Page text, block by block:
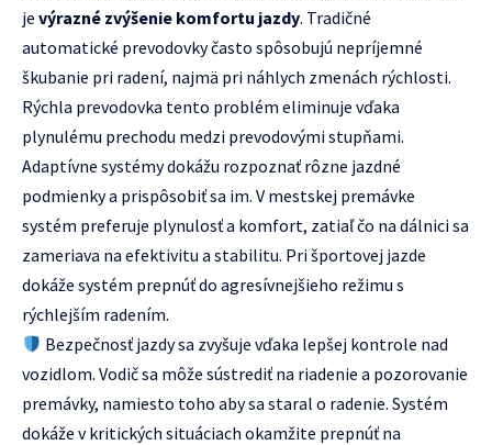
je výrazné zvýšenie komfortu jazdy. Tradičné
automatické prevodovky často spôsobujú nepríjemné
škubanie pri radení, najmä pri náhlych zmenách rýchlosti.
Rýchla prevodovka tento problém eliminuje vďaka
plynulému prechodu medzi prevodovými stupňami.
Adaptívne systémy dokážu rozpoznať rôzne jazdné
podmienky a prispôsobiť sa im. V mestskej premávke
systém preferuje plynulosť a komfort, zatiaľ čo na dálnici sa
zameriava na efektivitu a stabilitu. Pri športovej jazde
dokáže systém prepnúť do agresívnejšieho režimu s
rýchlejším radením.
Bezpečnosť jazdy sa zvyšuje vďaka lepšej kontrole nad
vozidlom. Vodič sa môže sústrediť na riadenie a pozorovanie
premávky, namiesto toho aby sa staral o radenie. Systém
dokáže v kritických situáciach okamžite prepnúť na